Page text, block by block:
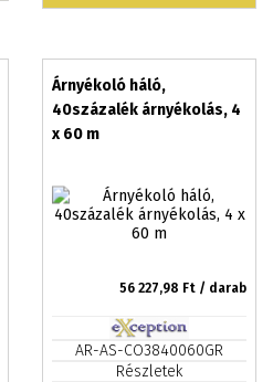
Árnyékoló háló,
40százalék árnyékolás, 4
x 60 m
56 227,98 Ft / darab
AR-AS-CO3840060GR
Részletek